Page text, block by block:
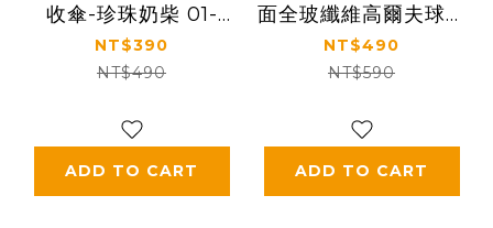
收傘-珍珠奶柴 01-
550313
NT$390
NT$490
ADD TO CART
面全玻纖維高爾夫球傘
- 我就大 05-850014
NT$490
NT$590
ADD TO CART